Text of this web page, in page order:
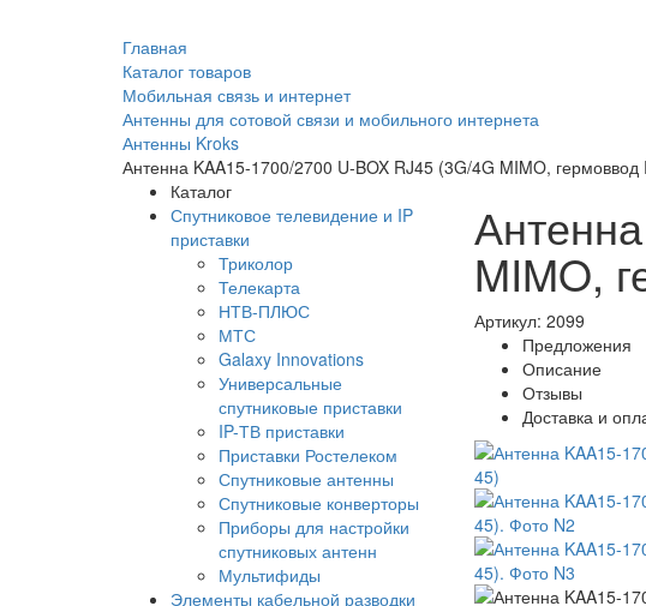
Главная
Каталог товаров
Мобильная связь и интернет
Антенны для сотовой связи и мобильного интернета
Антенны Kroks
Антенна KAA15-1700/2700 U-BOX RJ45 (3G/4G MIMO, гермоввод
Каталог
Спутниковое телевидение и IP
приставки
Триколор
Телекарта
НТВ-ПЛЮС
МТС
Galaxy Innovations
Универсальные
спутниковые приставки
IP-ТВ приставки
Приставки Ростелеком
Спутниковые антенны
Спутниковые конверторы
Приборы для настройки
спутниковых антенн
Мультифиды
Элементы кабельной разводки
MIMO,
Артикул: 2099
Предложения
Описание
Отзывы
Доставка и